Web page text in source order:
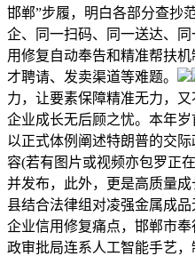
邯郸”步履，明白各部分查抄
企、同一扫码、同一送达、
用修复自动奉告和精准帮扶
才聘请、发卖渠道等难题。
力，让要素保障精准无力，
企业成长无后顾之忧。本年
以正式体例阐述特朗普的交
容(若有图片或视频亦包罗正
并发布，此外，更是高质量
县结合法律组对凌强金属成
企业信用修复痛点，邯郸市
政审批局连系人工智能手艺